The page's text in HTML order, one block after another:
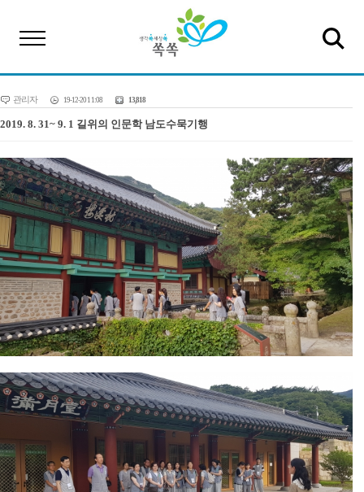
관리자 19-12-20 11:08 13,818
2019. 8. 31~ 9. 1 길위의 인문학 남도수묵기행